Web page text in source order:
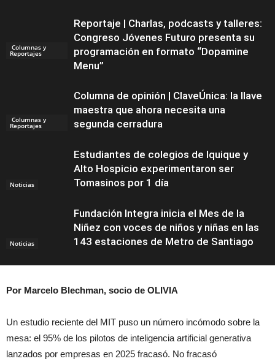
Columnas y
Reportajes
Reportaje | Charlas, podcasts y talleres:
Congreso Jóvenes Futuro presenta su
programación en formato “Dopamine
Menu”
Columnas y
Reportajes
Columna de opinión | ClaveÚnica: la llave
maestra que ahora necesita una
segunda cerradura
Noticias
Estudiantes de colegios de Iquique y
Alto Hospicio experimentaron ser
Tomasinos por 1 día
Noticias
Fundación Integra inicia el Mes de la
Niñez con voces de niños y niñas en las
143 estaciones de Metro de Santiago
Por Marcelo Blechman, socio de OLIVIA
Un estudio reciente del MIT puso un número incómodo sobre la
mesa: el 95% de los pilotos de inteligencia artificial generativa
lanzados por empresas en 2025 fracasó. No fracasó